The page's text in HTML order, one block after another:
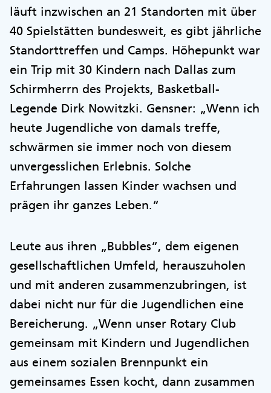
läuft inzwischen an 21 Standorten mit über
40 Spielstätten bundesweit, es gibt jährliche
Standorttreffen und Camps. Höhepunkt war
ein Trip mit 30 Kindern nach Dallas zum
Schirmherrn des Projekts, Basketball-
Legende Dirk Nowitzki. Gensner: „Wenn ich
heute Jugendliche von damals treffe,
schwärmen sie immer noch von diesem
unvergesslichen Erlebnis. Solche
Erfahrungen lassen Kinder wachsen und
prägen ihr ganzes Leben.“
Leute aus ihren „Bubbles“, dem eigenen
gesellschaftlichen Umfeld, herauszuholen
und mit anderen zusammenzubringen, ist
dabei nicht nur für die Jugendlichen eine
Bereicherung. „Wenn unser Rotary Club
gemeinsam mit Kindern und Jugendlichen
aus einem sozialen Brennpunkt ein
gemeinsames Essen kocht, dann zusammen